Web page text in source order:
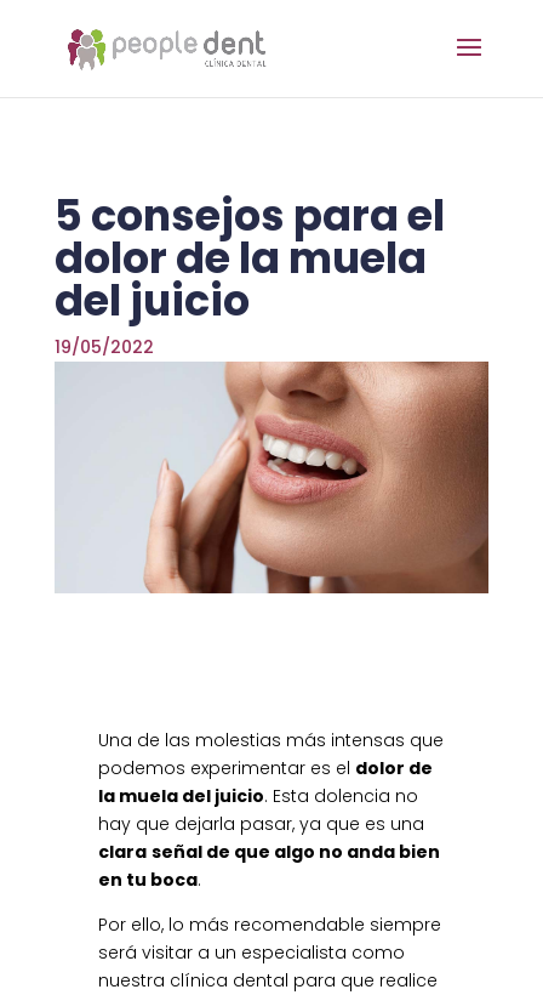
5 consejos para el
dolor de la muela
del juicio
19/05/2022
Una de las molestias más intensas que
podemos experimentar es el dolor de
la muela del juicio. Esta dolencia no
hay que dejarla pasar, ya que es una
clara señal de que algo no anda bien
en tu boca.
Por ello, lo más recomendable siempre
será visitar a un especialista como
nuestra clínica dental para que realice